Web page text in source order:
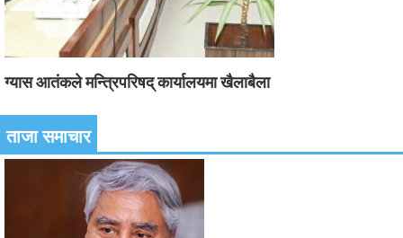
ग्यास आतंकले मन्त्रिपरिषद् कार्यालयमा खैलाबैला
ताजा समाचार